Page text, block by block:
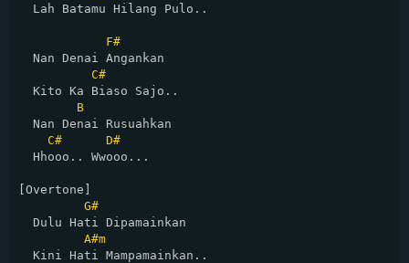
  Lah Batamu Hilang Pulo..
F#
  Nan Denai Angankan
C#
  Kito Ka Biaso Sajo..
B
  Nan Denai Rusuahkan
C#
D#
  Hhooo.. Wwooo...
[Overtone]
G#
  Dulu Hati Dipamainkan
A#m
  Kini Hati Mampamainkan..